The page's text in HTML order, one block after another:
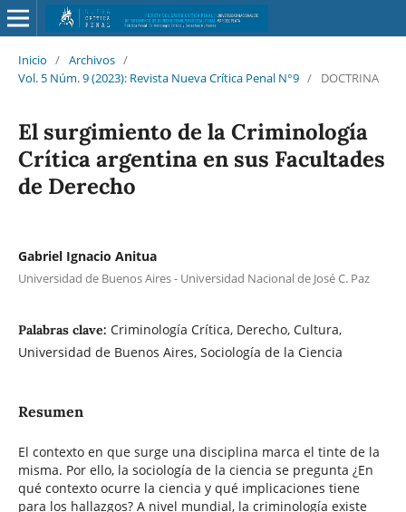
Inicio / Archivos /
Vol. 5 Núm. 9 (2023): Revista Nueva Crí­tica Penal N°9 / DOCTRINA
El surgimiento de la Criminología
Crítica argentina en sus Facultades
de Derecho
Gabriel Ignacio Anitua
Universidad de Buenos Aires - Universidad Nacional de José C. Paz
Palabras clave: Criminología Crítica, Derecho, Cultura,
Universidad de Buenos Aires, Sociología de la Ciencia
Resumen
El contexto en que surge una disciplina marca el tinte de la
misma. Por ello, la sociología de la ciencia se pregunta ¿En
qué contexto ocurre la ciencia y qué implicaciones tiene
para los hallazgos? A nivel mundial, la criminología existe